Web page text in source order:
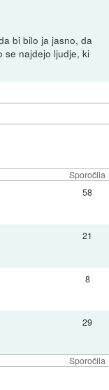
bi bilo ja jasno, da
se najdejo ljudje, ki
Sporočila
Sporočila
58
21
8
29